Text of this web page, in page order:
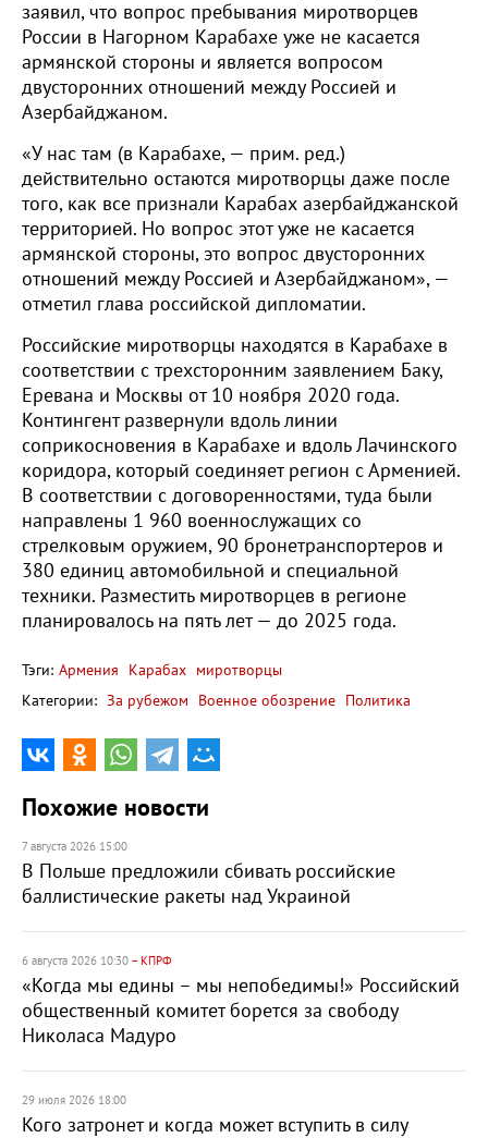
заявил, что вопрос пребывания миротворцев
России в Нагорном Карабахе уже не касается
армянской стороны и является вопросом
двусторонних отношений между Россией и
Азербайджаном.
«У нас там (в Карабахе, — прим. ред.)
действительно остаются миротворцы даже после
того, как все признали Карабах азербайджанской
территорией. Но вопрос этот уже не касается
армянской стороны, это вопрос двусторонних
отношений между Россией и Азербайджаном», —
отметил глава российской дипломатии.
Российские миротворцы находятся в Карабахе в
соответствии с трехсторонним заявлением Баку,
Еревана и Москвы от 10 ноября 2020 года.
Контингент развернули вдоль линии
соприкосновения в Карабахе и вдоль Лачинского
коридора, который соединяет регион с Арменией.
В соответствии с договоренностями, туда были
направлены 1 960 военнослужащих со
стрелковым оружием, 90 бронетранспортеров и
380 единиц автомобильной и специальной
техники. Разместить миротворцев в регионе
планировалось на пять лет — до 2025 года.
Тэги: Армения Карабах миротворцы
Категории: За рубежом Военное обозрение Политика
Похожие новости
7 августа 2026 15:00
В Польше предложили сбивать российские
баллистические ракеты над Украиной
6 августа 2026 10:30 – КПРФ
«Когда мы едины – мы непобедимы!» Российский
общественный комитет борется за свободу
Николаса Мадуро
29 июля 2026 18:00
Кого затронет и когда может вступить в силу